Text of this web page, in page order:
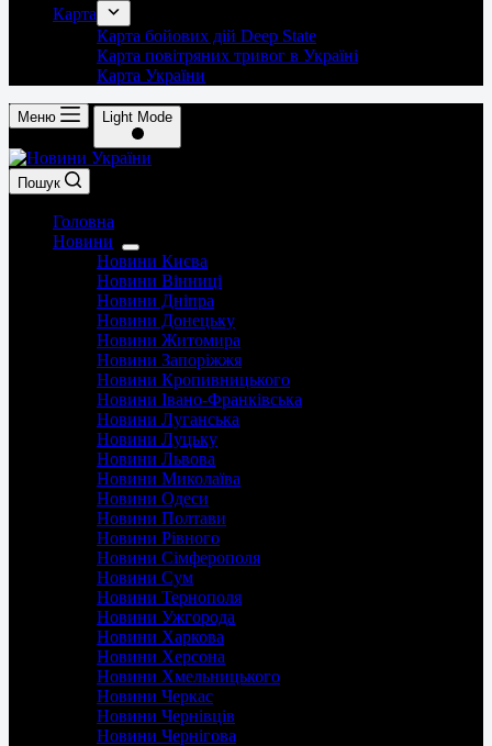
Карта
Карта бойових дій Deep State
Карта повітряних тривог в Україні
Карта України
Меню Light Mode
Пошук
Головна
Новини
Новини Києва
Новини Вінниці
Новини Дніпра
Новини Донецьку
Новини Житомира
Новини Запоріжжя
Новини Кропивницького
Новини Івано-Франківська
Новини Луганська
Новини Луцьку
Новини Львова
Новини Миколаїва
Новини Одеси
Новини Полтави
Новини Рівного
Новини Сімферополя
Новини Сум
Новини Тернополя
Новини Ужгорода
Новини Харкова
Новини Херсона
Новини Хмельницького
Новини Черкас
Новини Чернівців
Новини Чернігова